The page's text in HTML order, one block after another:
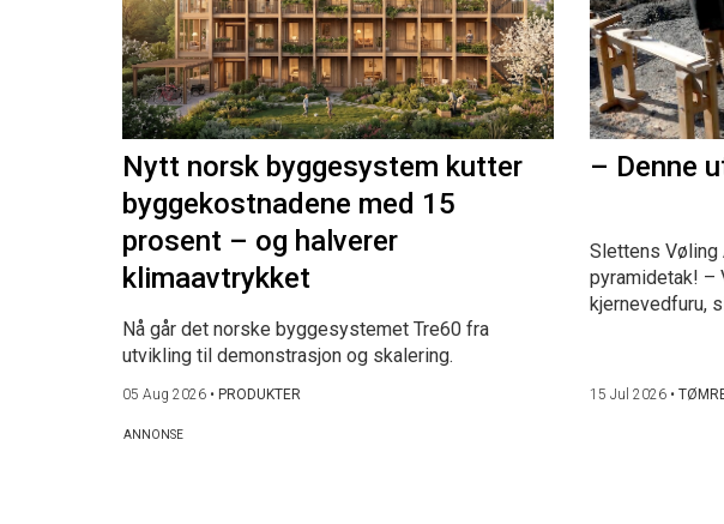
Nytt norsk byggesystem kutter
byggekostnadene med 15
prosent – og halverer
klimaavtrykket
Nå går det norske byggesystemet Tre60 fra
utvikling til demonstrasjon og skalering.
05 Aug 2026 • PRODUKTER
– Denne
Slettens Vøling
pyramidetak! –
kjernevedfuru,
15 Jul 2026•